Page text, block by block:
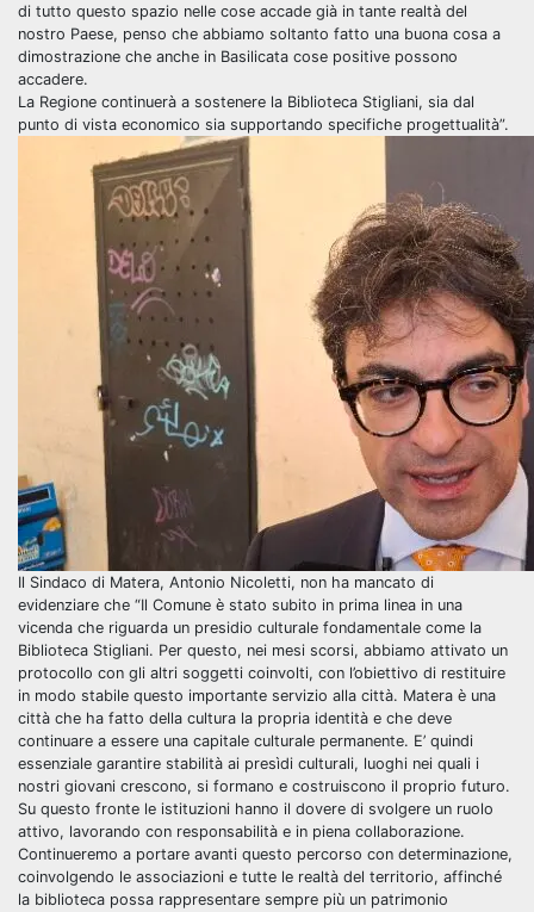
di tutto questo spazio nelle cose accade già in tante realtà del
nostro Paese, penso che abbiamo soltanto fatto una buona cosa a
dimostrazione che anche in Basilicata cose positive possono
accadere.
La Regione continuerà a sostenere la Biblioteca Stigliani, sia dal
punto di vista economico sia supportando specifiche progettualità”.
Il Sindaco di Matera, Antonio Nicoletti, non ha mancato di
evidenziare che “Il Comune è stato subito in prima linea in una
vicenda che riguarda un presidio culturale fondamentale come la
Biblioteca Stigliani. Per questo, nei mesi scorsi, abbiamo attivato un
protocollo con gli altri soggetti coinvolti, con l’obiettivo di restituire
in modo stabile questo importante servizio alla città. Matera è una
città che ha fatto della cultura la propria identità e che deve
continuare a essere una capitale culturale permanente. E’ quindi
essenziale garantire stabilità ai presìdi culturali, luoghi nei quali i
nostri giovani crescono, si formano e costruiscono il proprio futuro.
Su questo fronte le istituzioni hanno il dovere di svolgere un ruolo
attivo, lavorando con responsabilità e in piena collaborazione.
Continueremo a portare avanti questo percorso con determinazione,
coinvolgendo le associazioni e tutte le realtà del territorio, affinché
la biblioteca possa rappresentare sempre più un patrimonio